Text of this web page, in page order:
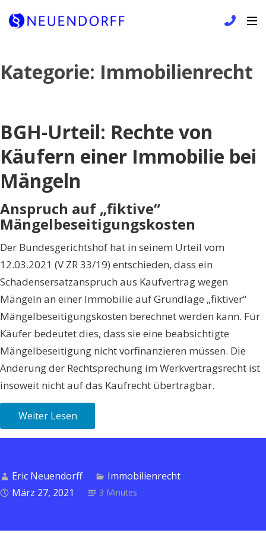
to
Kategorie: Immobilienrecht
BGH-Urteil: Rechte von
Käufern einer Immobilie bei
Mängeln
Anspruch auf „fiktive“
Mängelbeseitigungskosten
Der Bundesgerichtshof hat in seinem Urteil vom
12.03.2021 (V ZR 33/19) entschieden, dass ein
Schadensersatzanspruch aus Kaufvertrag wegen
Mängeln an einer Immobilie auf Grundlage „fiktiver“
Mängelbeseitigungskosten berechnet werden kann. Für
Käufer bedeutet dies, dass sie eine beabsichtigte
Mängelbeseitigung nicht vorfinanzieren müssen. Die
Änderung der Rechtsprechung im Werkvertragsrecht ist
insoweit nicht auf das Kaufrecht übertragbar.
Weiter Lesen
Eric Neuendorff
Immobilienrecht
März 27, 2021
3 Minutes